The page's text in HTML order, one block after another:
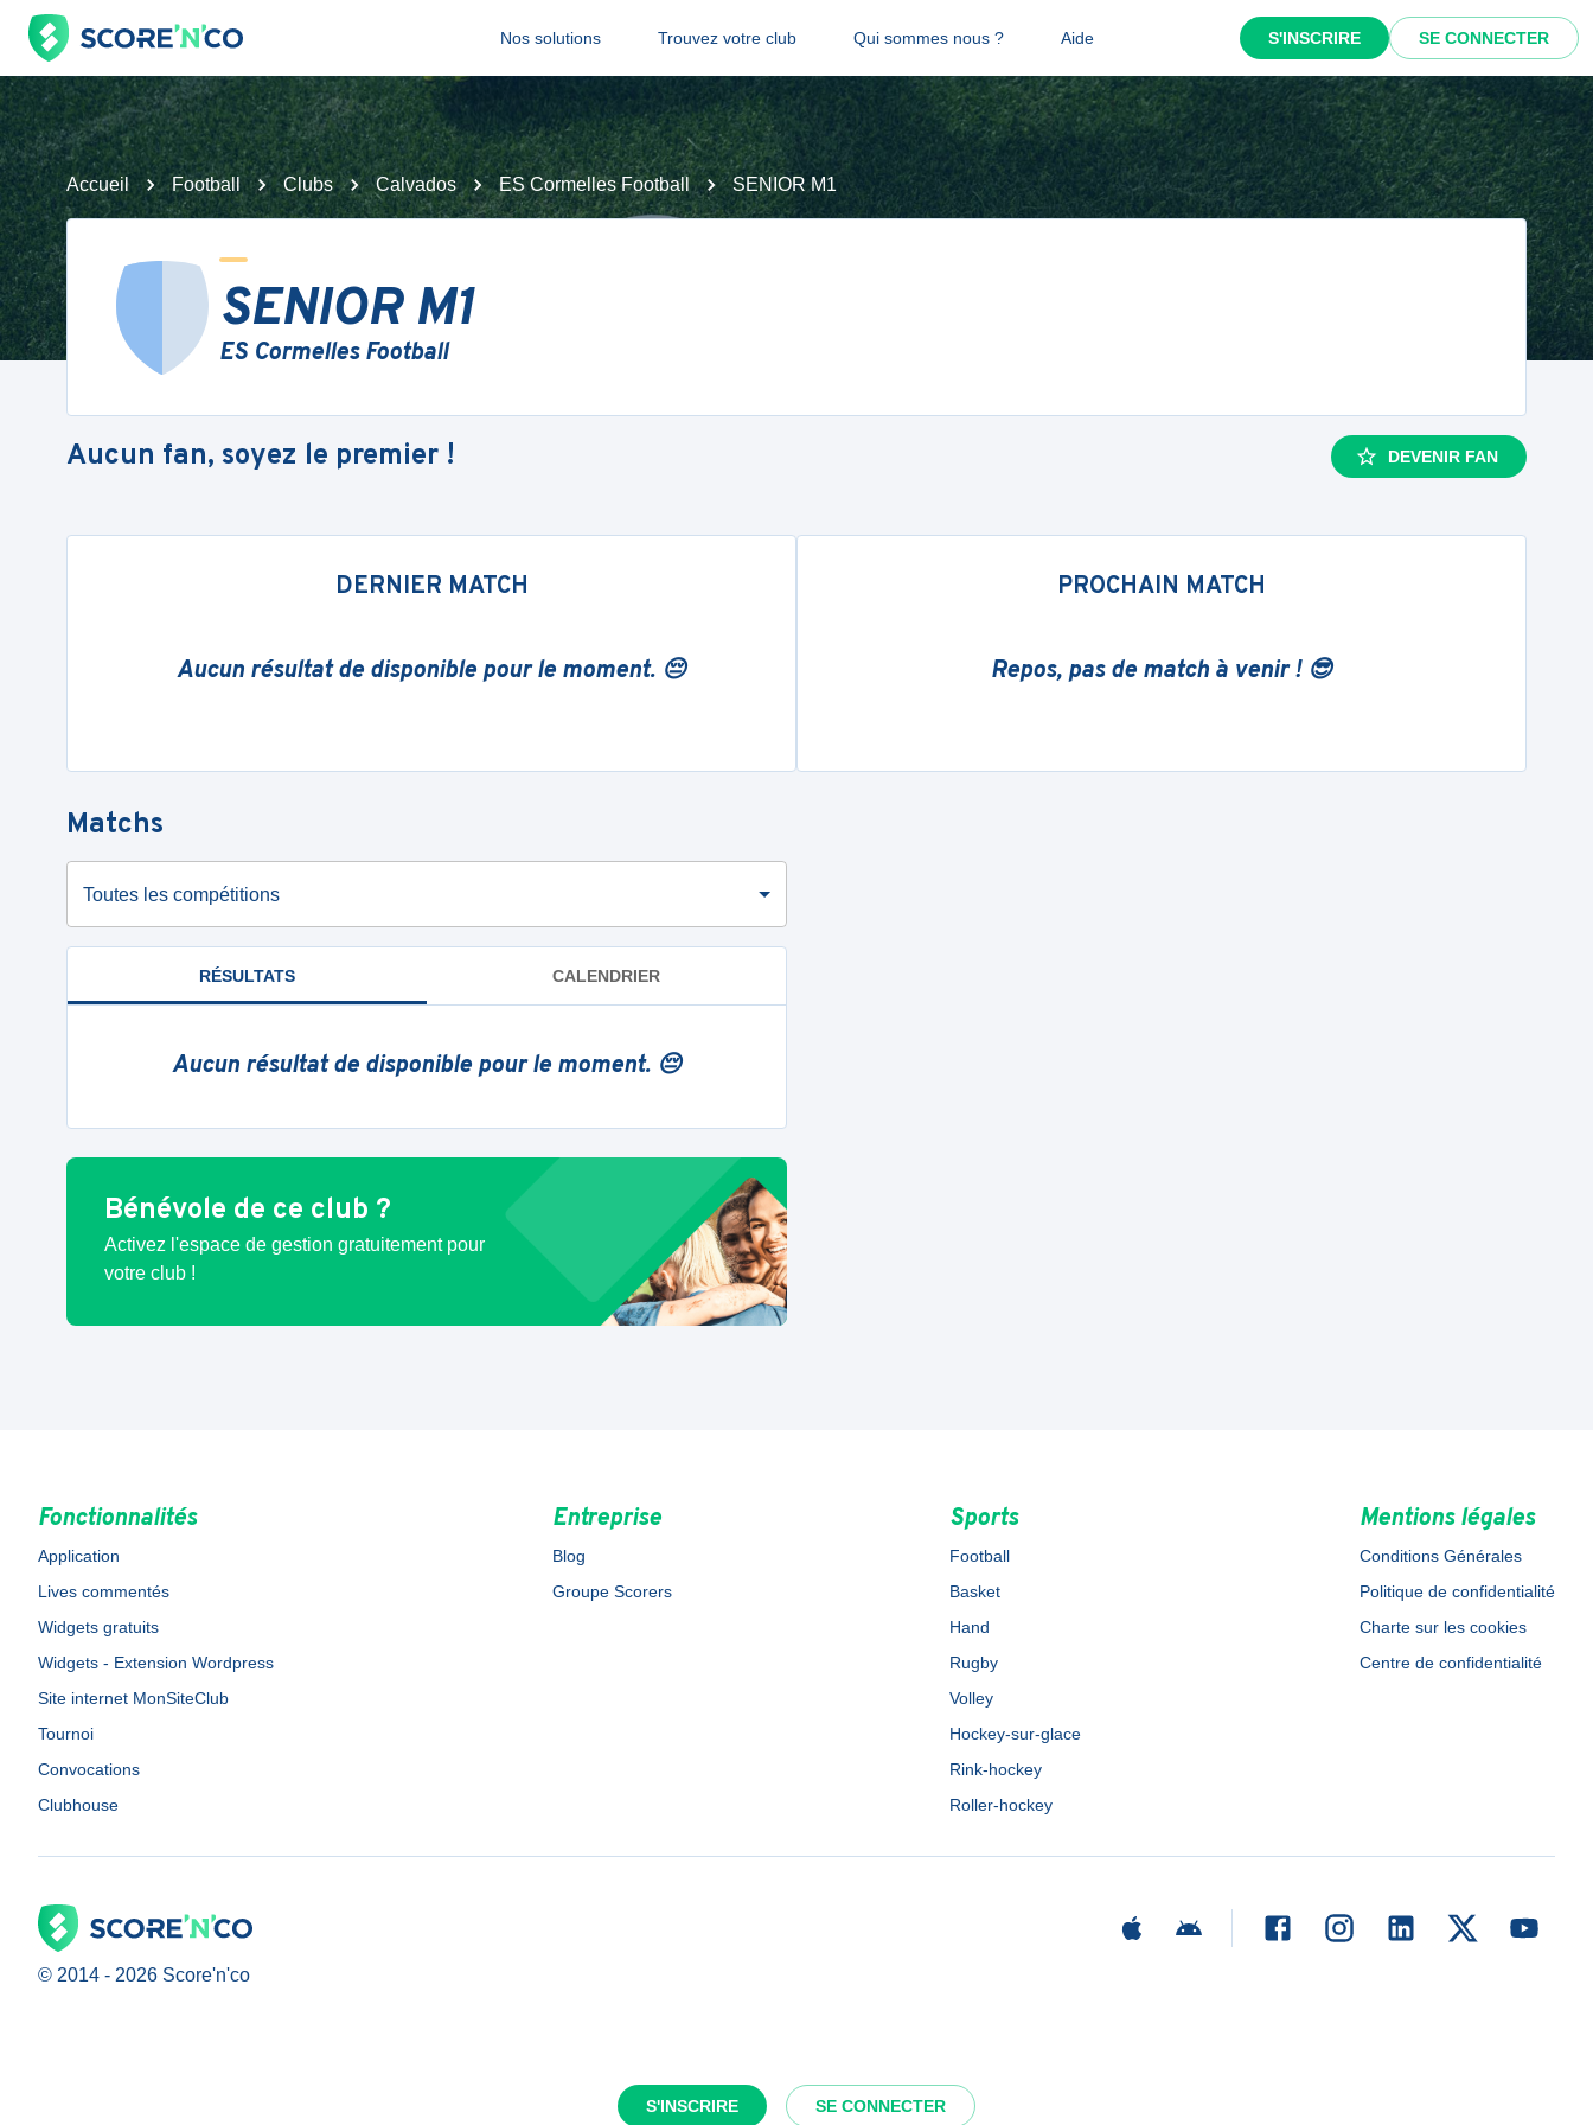
Nos solutions Trouvez votre club Qui sommes nous ? Aide S'INSCRIRE SE CONNECTER
S'INSCRIRE SE CONNECTER
Accueil Football Clubs Calvados ES Cormelles Football SENIOR M1
SENIOR M1
ES Cormelles Football
Aucun fan, soyez le premier ! DEVENIR FAN
DERNIER MATCH
Aucun résultat de disponible pour le moment. 😔
PROCHAIN MATCH
Repos, pas de match à venir ! 😎
Matchs
Toutes les compétitions
RÉSULTATS CALENDRIER
Aucun résultat de disponible pour le moment. 😔
Bénévole de ce club ?
Activez l'espace de gestion gratuitement pour
votre club !
Fonctionnalités
Application
Lives commentés
Widgets gratuits
Widgets - Extension Wordpress
Site internet MonSiteClub
Tournoi
Convocations
Clubhouse
Entreprise
Blog
Groupe Scorers
Sports
Football
Basket
Hand
Rugby
Volley
Hockey-sur-glace
Rink-hockey
Roller-hockey
Mentions légales
Conditions Générales
Politique de confidentialité
Charte sur les cookies
Centre de confidentialité
© 2014 - 2026 Score'n'co